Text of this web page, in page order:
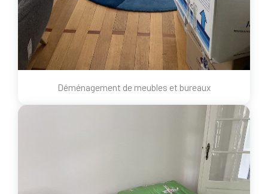
Déménagement de meubles et bureaux